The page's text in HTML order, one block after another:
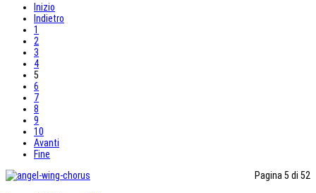
Inizio
Indietro
1
2
3
4
5
6
7
8
9
10
Avanti
Fine
Pagina 5 di 52